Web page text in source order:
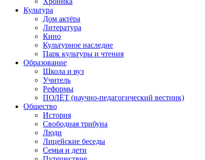
Культура
Дом актёра
Литература
Кино
Культурное наследие
Парк культуры и чтения
Образование
Школа и вуз
Учитель
Реформы
ПОЛЁТ (научно-педагогический вестник)
Общество
История
Свободная трибуна
Люди
Лицейские беседы
Семья и дети